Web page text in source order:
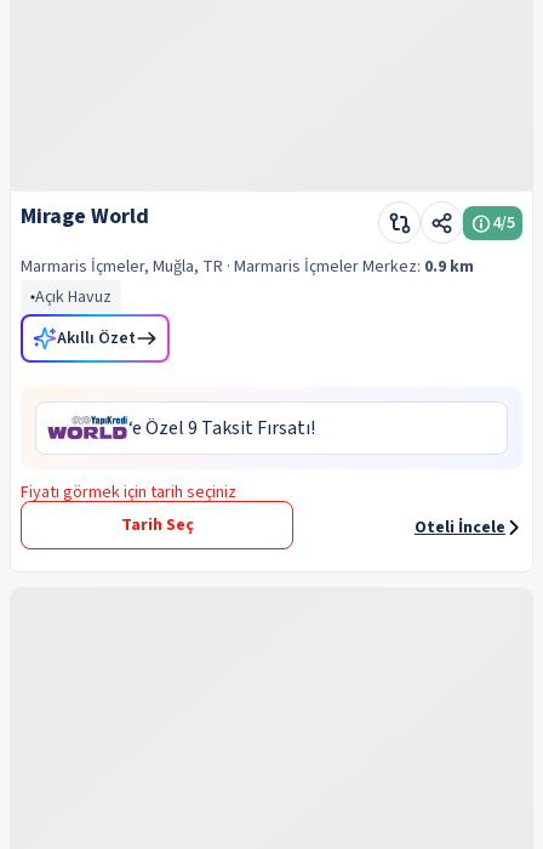
Mirage World 4/5
Marmaris İçmeler, Muğla, TR · Marmaris İçmelerMerkez: 0.9 km
Açık Havuz
Akıllı Özet
‘e Özel 9 Taksit Fırsatı!
Fiyatı görmek için tarih seçiniz
Tarih Seç
Oteli İncele